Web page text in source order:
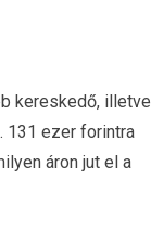
kereskedő, illetve
131 ezer forintra
áron jut el a